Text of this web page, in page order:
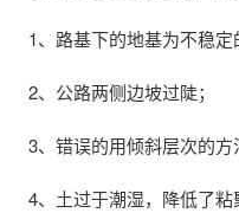
1、路基下的地基为不稳
2、公路两侧边坡过陡；
3、错误的用倾斜层次的
4、土过于潮湿，降低了